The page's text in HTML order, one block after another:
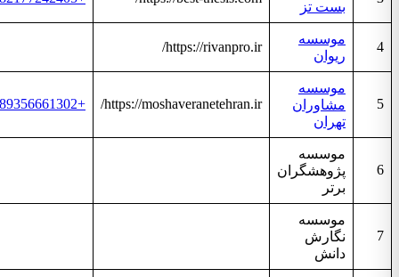
بست تز
موسسه
ریوان
https://rivanpro.ir/
موسسه
مشاوران
تهران
https://moshaveranetehran.ir/
+989356661302
موسسه
پژوهشگران
برتر
موسسه
نگارش
دانش